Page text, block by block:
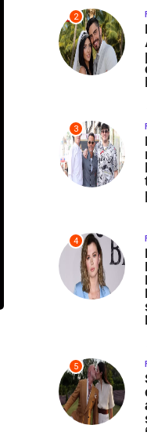
2
3
4
5